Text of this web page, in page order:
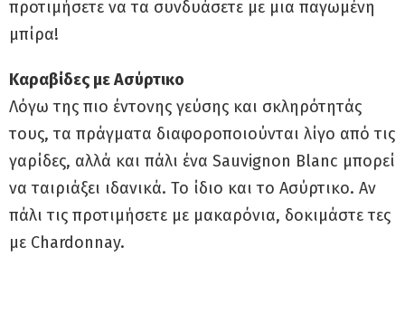
προτιμήσετε να τα συνδυάσετε με μια παγωμένη
μπίρα!
Καραβίδες με Ασύρτικο
Λόγω της πιο έντονης γεύσης και σκληρότητάς
τους, τα πράγματα διαφοροποιούνται λίγο από τις
γαρίδες, αλλά και πάλι ένα Sauvignon Blanc μπορεί
να ταιριάξει ιδανικά. Το ίδιο και το Ασύρτικο. Αν
πάλι τις προτιμήσετε με μακαρόνια, δοκιμάστε τες
με Chardonnay.